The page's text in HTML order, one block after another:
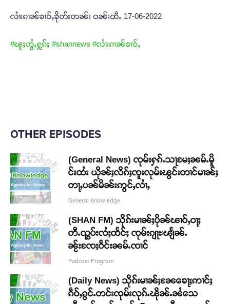
လၢႆးၵၢၼ်ၶၢဝ်ႇၶိုတ်းတၼ်း ဝၼ်းထီႉ 17-06-2022
#ၽူႈတွႆႇႁွၵ်ႈ #shannews #လၢႆးၵၢၼ်ၶၢဝ်ႇ
OTHER EPISODES
(General News) ၸုမ်းႁၵ်ႉသႃမႄႈၼမ်ႉမိူ
င်းထႆး ယိုၼ်ႈလိၵ်ႈၸူးလုမ်းၽွင်းတၢင်မၢၼ်ႈ
တႃႇပၼ်မိၼ်းဢွင်ႇလၢႆႇ
General Knowledge
(SHAN FM) သိုၵ်းမၢၼ်ႈပိုၼ်ၽၢဝ်ႇဝႃႈ
တီႉၺွပ်းလႆႈထႅင်ႈ ၸုမ်းၵျႃႊၽျႅၼ်ႉ
ၼႂ်းၸႄႈဝဵင်းၼမ်ႉၸၢင်
Podcast Program
(Daily News) သိုၵ်းမၢၼ်ႈၼႄၶေႃႈဢၢင်ႈ
ၵဵဝ်ႇၵွင်ႉတင်းၸုမ်းလုၵ်ႉၽိုၼ်ႉၼႆသေ